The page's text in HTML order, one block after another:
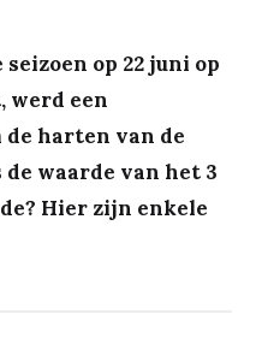
op 22 juni op
werd een
de harten van de
waarde van het 3
Hier zijn enkele